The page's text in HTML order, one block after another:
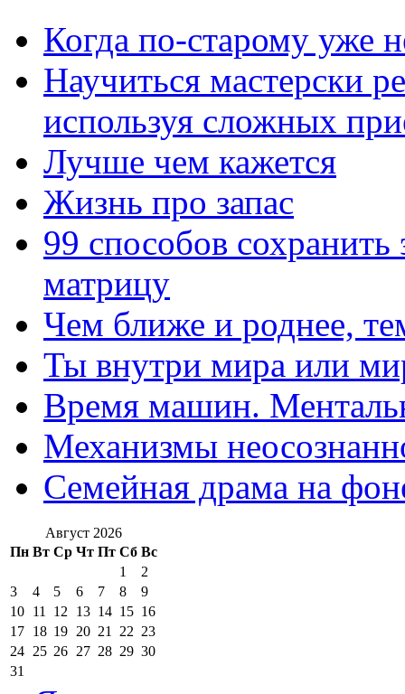
Когда по-старому уже
Научиться мастерски
используя сложных
Лучше чем кажется
Жизнь про запас
99 способов
матрицу
Чем ближе и роднее,
Ты внутри мира или
Время машин.
Механизмы
Семейная драма на
Август 2026
Пн Вт Ср Чт Пт Сб Вс
1
2
3
4 5 6 7 8
9
10 11 12 13 14 15 16
17 18 19 20 21 22 23
24 25 26 27 28 29 30
31